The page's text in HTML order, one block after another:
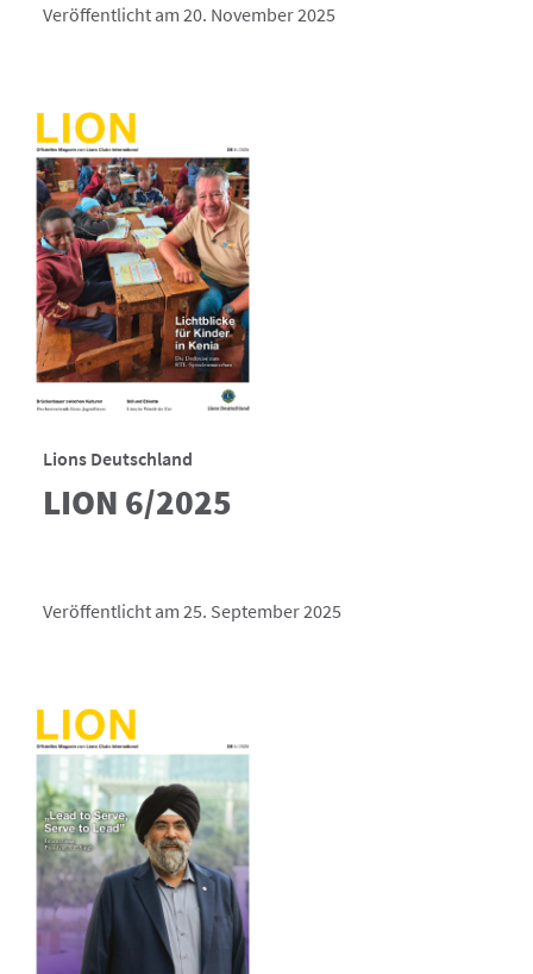
Veröffentlicht am 20. November 2025
Lions Deutschland
LION 6/2025
Veröffentlicht am 25. September 2025